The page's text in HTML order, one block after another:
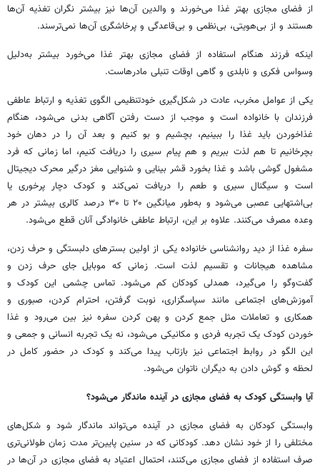
از فضای مجازی بهتر غذا می‌خورند و والدین آن‌ها نیز بیشتر نگران تغذیه آن‌ها
هستند و از بی‌هویتی، بی‌نظمی و بی‌قاعدگی و پرخاشگری آن‌ها نمی‌ترسند.
اینکه فرزند هنگام استفاده از فضای مجازی بهتر غذا می‌خورد بیشتر به‌دلیل
وسواس فکری و نابلدی و گاهی اوقات تنبلی مادرهاست.
یکی از عوامل مخرب، عادت در شکل‌گیری خودتنظیمی الگوی تغذیه و ارتباط عاطفی
فرزندان با خانواده است و موجب از دست رفتن آگاهی بدنی می‌شود، هنگام
غذاخوردن باید غذا را ببینیم، بچشیم و بو کنیم و بعد آن را در دهان خود
بچرخانیم تا هم لذت ببریم و هم پیام سیری را دریافت کنیم، اما زمانی که فرد
مشغول گوشی باشد و غذا بخورد قشر بینایی و شنوایی مغز درگیر محرک دیجیتال
است و سیگنال سیری و طعم را دریافت نمی‌کند و کودک دچار پرخوری یا
بی‌اشتهایی عصبی می‌شود و به‌طور میانگین ۲۰ تا ۳۰ درصد کالری بیشتر در هر
وعده مصرف می‌کنند. علاوه‌ بر این، ارتباط عاطفی خانوادگی آنان قطع می‌شود.
سفره غذا از دید روانشناسی خانواده یکی از اولین بسترهای دلبستگی و حرف زدن،
مشاهده هیجانات و تقسیم لذت است. زمانی که موبایل جای حرف زدن و
گفت‌وگو را می‌گیرد، همدلی کودکان کم می‌شود. تماس چشمی این کودک و
آموزش‌های اجتماعی مانند سپاسگزاری، نوبت گرفتن، احترام کردن، صبوری و
همکاری و تعاملات مثل جمع کردن و پهن کردن سفره نیز بین می‌رود و غذا
خوردن کودک یک تجربه فردی و مکانیکی می‌شود، نه یک تجربه انسانی و جمعی و
این الگو در روابط اجتماعی نیز بازتاب پیدا می‌کند و کودک در حضور کامل در
لحظه و گوش دادن به دیگران ناتوان می‌شود.
آیا وابستگی کودک به فضای مجازی در آینده ماندگار می‌شود؟
وابستگی کودکان به فضای مجازی در آینده می‌تواند ماندگار شود و شکل‌های
مختلفی را از خود نشان دهد. کودکانی که در سنین پایین‌تر مدت زمان طولانی‌تری
صرف استفاده از فضای مجازی می‌کنند، احتمال اعتیاد به فضای مجازی در آن‌ها در